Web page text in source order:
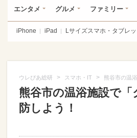
エンタメ グルメ ファミリー
iPhone iPad Lサイズスマホ・タブレッ
ウレぴあ総研 > スマホ・IT > 熊谷市の温
熊谷市の温浴施設で
防しよう！